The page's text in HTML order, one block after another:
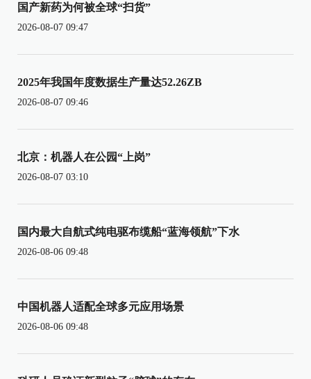
国产新药为何被全球“扫货”
2026-08-07 09:47
2025年我国年度数据生产量达52.26ZB
2026-08-07 09:46
北京：机器人在公园“上岗”
2026-08-07 03:10
国内最大自航式纯电驱布缆船“蓝海领航”下水
2026-08-06 09:48
中国机器人适配全球多元应用场景
2026-08-06 09:48